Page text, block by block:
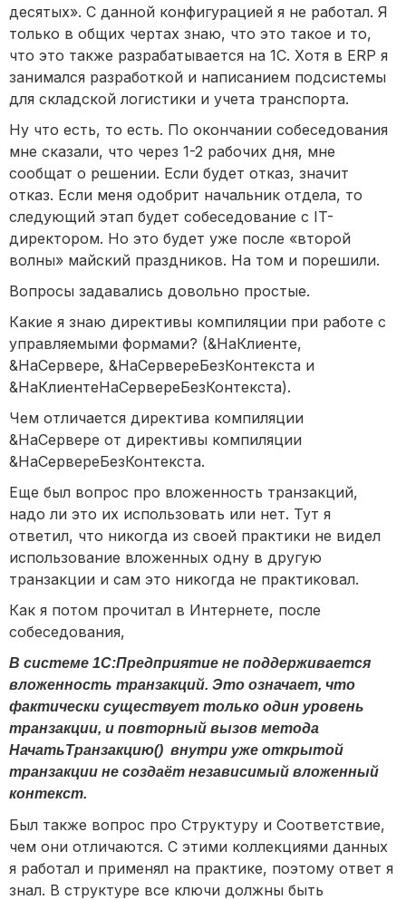
десятых». С данной конфигурацией я не работал. Я
только в общих чертах знаю, что это такое и то,
что это также разрабатывается на 1С. Хотя в ERP я
занимался разработкой и написанием подсистемы
для складской логистики и учета транспорта.
Ну что есть, то есть. По окончании собеседования
мне сказали, что через 1-2 рабочих дня, мне
сообщат о решении. Если будет отказ, значит
отказ. Если меня одобрит начальник отдела, то
следующий этап будет собеседование с IT-
директором. Но это будет уже после «второй
волны» майский праздников. На том и порешили.
Вопросы задавались довольно простые.
Какие я знаю директивы компиляции при работе с
управляемыми формами? (&НаКлиенте,
&НаСервере, &НаСервереБезКонтекста и
&НаКлиентеНаСервереБезКонтекста).
Чем отличается директива компиляции
&НаСервере от директивы компиляции
&НаСервереБезКонтекста.
Еще был вопрос про вложенность транзакций,
надо ли это их использовать или нет. Тут я
ответил, что никогда из своей практики не видел
использование вложенных одну в другую
транзакции и сам это никогда не практиковал.
Как я потом прочитал в Интернете, после
собеседования,
В системе 1С:Предприятие не поддерживается
вложенность транзакций. Это означает, что
фактически существует только один уровень
транзакции, и повторный вызов метода
НачатьТранзакцию() внутри уже открытой
транзакции не создаёт независимый вложенный
контекст.
Был также вопрос про Структуру и Соответствие,
чем они отличаются. С этими коллекциями данных
я работал и применял на практике, поэтому ответ я
знал. В структуре все ключи должны быть